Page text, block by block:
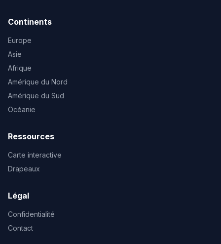
Continents
Europe
Asie
Afrique
Amérique du Nord
Amérique du Sud
Océanie
Ressources
Carte interactive
Drapeaux
Légal
Confidentialité
Contact